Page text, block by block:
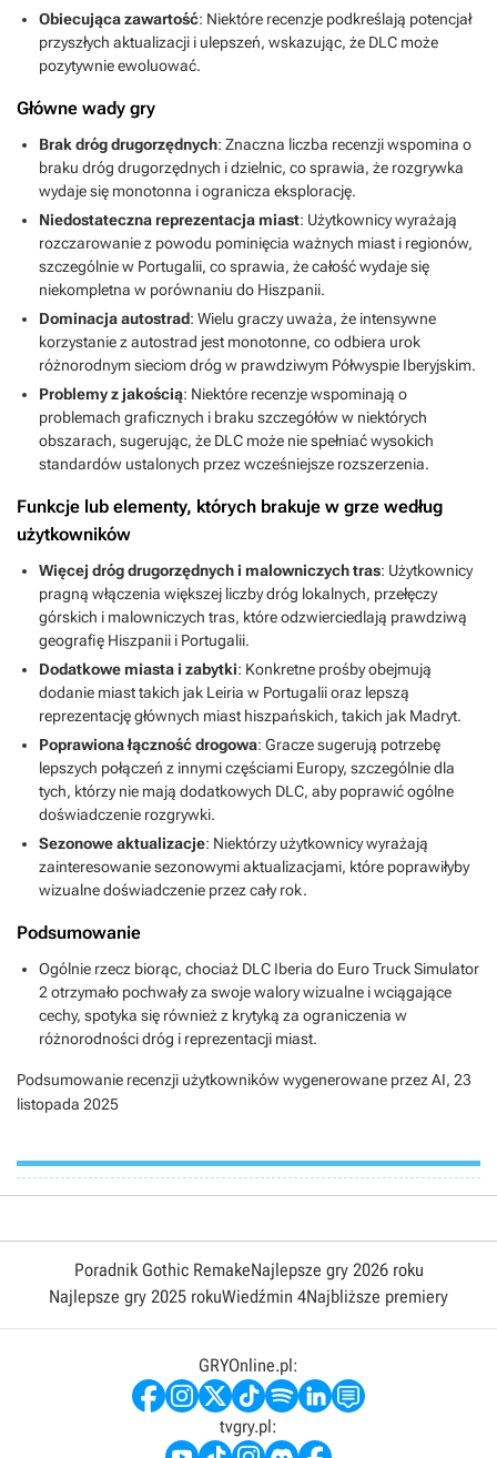
Obiecująca zawartość: Niektóre recenzje podkreślają potencjał
przyszłych aktualizacji i ulepszeń, wskazując, że DLC może
pozytywnie ewoluować.
Główne wady gry
Brak dróg drugorzędnych: Znaczna liczba recenzji wspomina o
braku dróg drugorzędnych i dzielnic, co sprawia, że rozgrywka
wydaje się monotonna i ogranicza eksplorację.
Niedostateczna reprezentacja miast: Użytkownicy wyrażają
rozczarowanie z powodu pominięcia ważnych miast i regionów,
szczególnie w Portugalii, co sprawia, że całość wydaje się
niekompletna w porównaniu do Hiszpanii.
Dominacja autostrad: Wielu graczy uważa, że intensywne
korzystanie z autostrad jest monotonne, co odbiera urok
różnorodnym sieciom dróg w prawdziwym Półwyspie Iberyjskim.
Problemy z jakością: Niektóre recenzje wspominają o
problemach graficznych i braku szczegółów w niektórych
obszarach, sugerując, że DLC może nie spełniać wysokich
standardów ustalonych przez wcześniejsze rozszerzenia.
Funkcje lub elementy, których brakuje w grze według
użytkowników
Więcej dróg drugorzędnych i malowniczych tras: Użytkownicy
pragną włączenia większej liczby dróg lokalnych, przełęczy
górskich i malowniczych tras, które odzwierciedlają prawdziwą
geografię Hiszpanii i Portugalii.
Dodatkowe miasta i zabytki: Konkretne prośby obejmują
dodanie miast takich jak Leiria w Portugalii oraz lepszą
reprezentację głównych miast hiszpańskich, takich jak Madryt.
Poprawiona łączność drogowa: Gracze sugerują potrzebę
lepszych połączeń z innymi częściami Europy, szczególnie dla
tych, którzy nie mają dodatkowych DLC, aby poprawić ogólne
doświadczenie rozgrywki.
Sezonowe aktualizacje: Niektórzy użytkownicy wyrażają
zainteresowanie sezonowymi aktualizacjami, które poprawiłyby
wizualne doświadczenie przez cały rok.
Podsumowanie
Ogólnie rzecz biorąc, chociaż DLC Iberia do Euro Truck Simulator
2 otrzymało pochwały za swoje walory wizualne i wciągające
cechy, spotyka się również z krytyką za ograniczenia w
różnorodności dróg i reprezentacji miast.
Podsumowanie recenzji użytkowników wygenerowane przez AI, 23
listopada 2025
Poradnik Gothic RemakeNajlepsze gry 2026 roku
Najlepsze gry 2025 rokuWiedźmin 4Najbliższe premiery
GRYOnline.pl:
tvgry.pl: